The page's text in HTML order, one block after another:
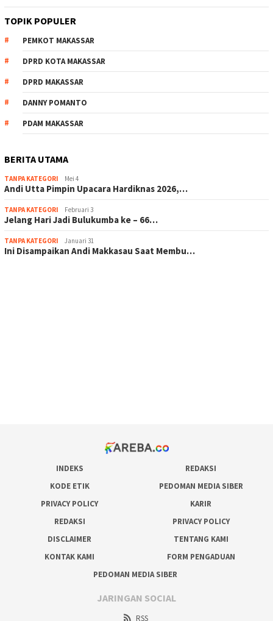
TOPIK POPULER
PEMKOT MAKASSAR
DPRD KOTA MAKASSAR
DPRD MAKASSAR
DANNY POMANTO
PDAM MAKASSAR
BERITA UTAMA
TANPA KATEGORI Mei 4
Andi Utta Pimpin Upacara Hardiknas 2026,…
TANPA KATEGORI Februari 3
Jelang Hari Jadi Bulukumba ke – 66…
TANPA KATEGORI Januari 31
Ini Disampaikan Andi Makkasau Saat Membu…
INDEKS
REDAKSI
KODE ETIK
PEDOMAN MEDIA SIBER
PRIVACY POLICY
KARIR
REDAKSI
PRIVACY POLICY
DISCLAIMER
TENTANG KAMI
KONTAK KAMI
FORM PENGADUAN
PEDOMAN MEDIA SIBER
JARINGAN SOCIAL
RSS